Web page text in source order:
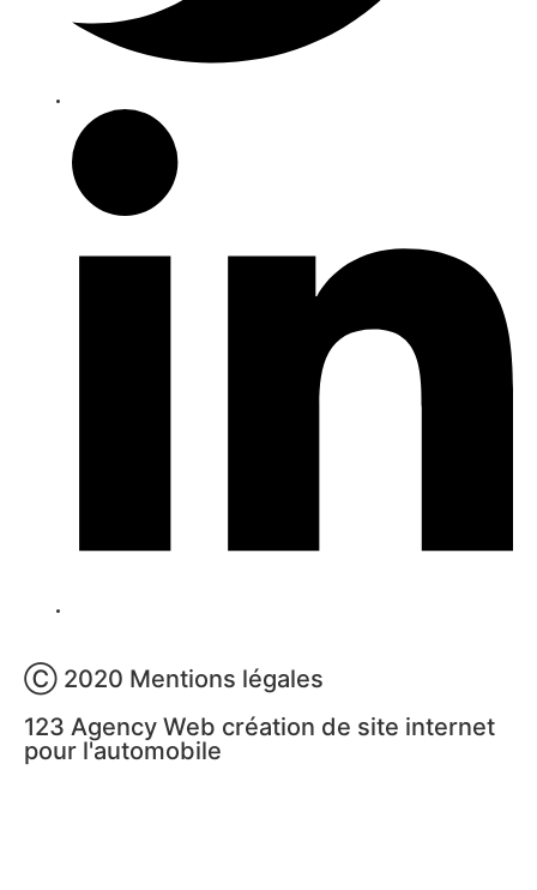
Ⓒ 2020 Mentions légales
123 Agency Web création de site internet
pour l'automobile